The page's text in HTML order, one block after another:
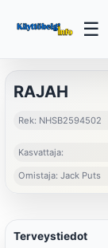
☰
RAJAH
Rek: NHSB2594502
Kasvattaja:
Omistaja: Jack Puts
Terveystiedot